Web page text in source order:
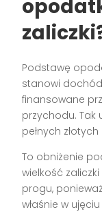
Podstawę
stanowi
finansowane
przychodu.
pełnych
To obniżenie
wielkość
progu,
właśnie w